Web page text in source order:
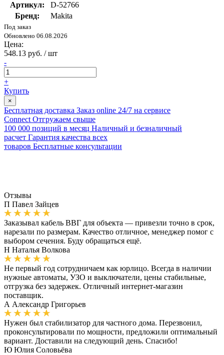
Артикул:
D-52766
Бренд:
Makita
Под заказ
Обновлено 06.08.2026
Цена:
548.13 руб. / шт
-
+
Купить
×
Бесплатная доставка Заказ online 24/7 на сервисе
Connect Отгружаем свыше
100 000 позиций в месяц Наличный и безналичный
расчет Гарантия качества всех
товаров Бесплатные консультации
Отзывы
П Павел Зайцев
Заказывал кабель ВВГ для объекта — привезли точно в срок,
нарезали по размерам. Качество отличное, менеджер помог с
выбором сечения. Буду обращаться ещё.
Н Наталья Волкова
Не первый год сотрудничаем как юрлицо. Всегда в наличии
нужные автоматы, УЗО и выключатели, цены стабильные,
отгрузка без задержек. Отличный интернет-магазин
поставщик.
А Александр Григорьев
Нужен был стабилизатор для частного дома. Перезвонил,
проконсультировали по мощности, предложили оптимальный
вариант. Доставили на следующий день. Спасибо!
Ю Юлия Соловьёва